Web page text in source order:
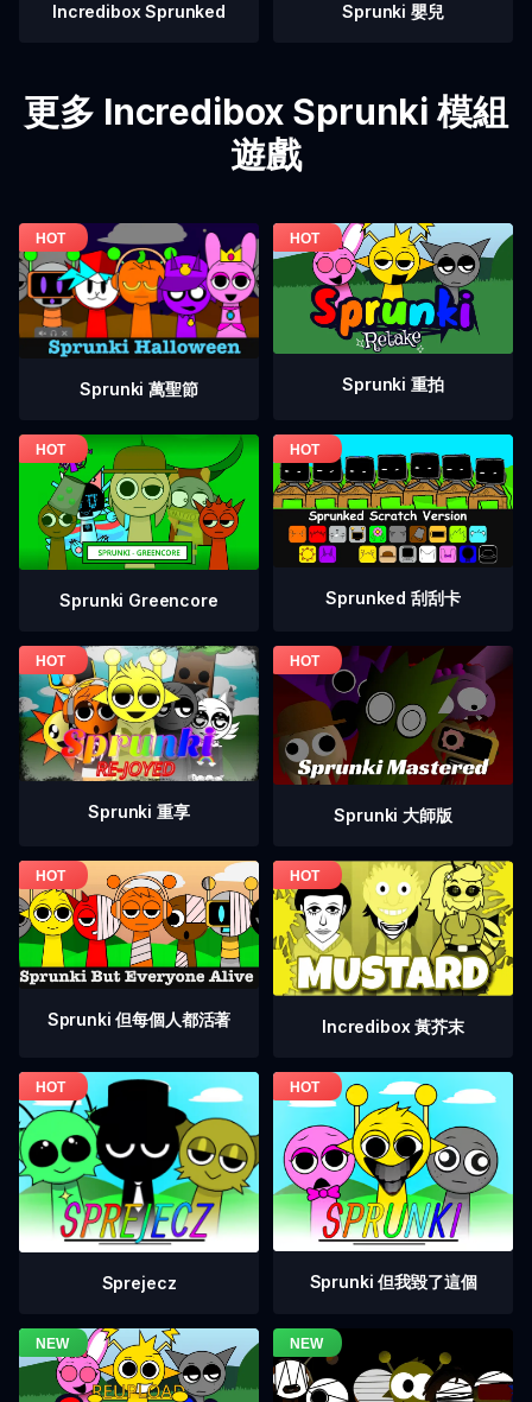
Incredibox Sprunked Sprunki 嬰兒
更多 Incredibox Sprunki 模組
遊戲
Sprunki 萬聖節 Sprunki 重拍
Sprunki Greencore Sprunked 刮刮卡
Sprunki 重享 Sprunki 大師版
Sprunki 但每個人都活著 Incredibox 黃芥末
Sprejecz Sprunki 但我毀了這個